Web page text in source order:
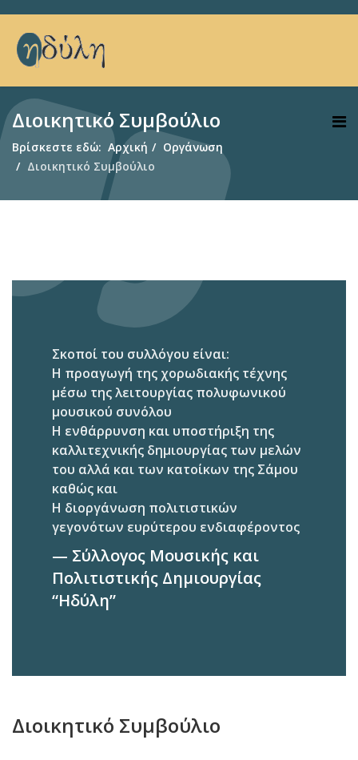
Διοικητικό Συμβούλιο
Βρίσκεστε εδώ: Αρχική
Οργάνωση
Διοικητικό Συμβούλιο
Σκοποί του συλλόγου είναι:
Η προαγωγή της χορωδιακής τέχνης
μέσω της λειτουργίας πολυφωνικού
μουσικού συνόλου
Η ενθάρρυνση και υποστήριξη της
καλλιτεχνικής δημιουργίας των μελών
του αλλά και των κατοίκων της Σάμου
καθώς και
Η διοργάνωση πολιτιστικών
γεγονότων ευρύτερου ενδιαφέροντος
Σύλλογος Μουσικής και
Πολιτιστικής Δημιουργίας
“Ηδύλη”
Διοικητικό Συμβούλιο